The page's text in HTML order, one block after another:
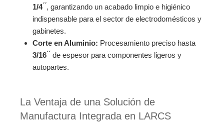
1/4 ́ ́ , garantizando un acabado limpio e higiénico
indispensable para el sector de electrodomésticos y
gabinetes.
Corte en Aluminio: Procesamiento preciso hasta
3/16 ́ ́
de espesor para componentes ligeros y
autopartes.
La Ventaja de una Solución de
Manufactura Integrada en LARCS